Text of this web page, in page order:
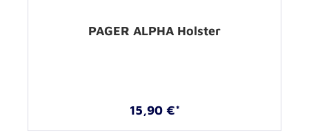
PAGER ALPHA Holster
15,90 €*